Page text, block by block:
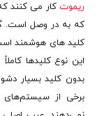
ریموت کار می کنند
که به در وصل است.
کلید های هوشمند
این نوع کلیدها
بدون کلید بسیار
برخی از سیستم‌های